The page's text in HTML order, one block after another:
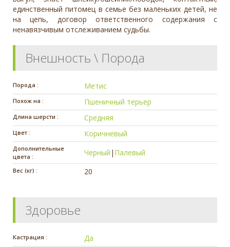
единственный питомец в семье без маленьких детей, не
на цепь, договор ответственного содержания с
ненавязчивым отслеживанием судьбы.
Внешность \ Порода
Порода : Метис
Похож на : Пшеничный терьер
Длина шерсти : Средняя
Цвет : Коричневый
Дополнительные
цвета :
Черный | Палевый
Вес (кг) : 20
Здоровье
Кастрация : Да